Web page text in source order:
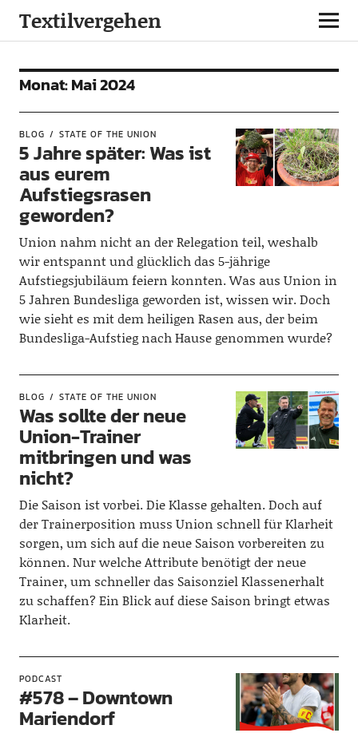
Textilvergehen
Monat:Mai 2024
BLOG STATE OF THE UNION
5 Jahre später: Was ist
aus eurem
Aufstiegsrasen
geworden?
Union nahm nicht an der Relegation teil, weshalb
wir entspannt und glücklich das 5-jährige
Aufstiegsjubiläum feiern konnten. Was aus Union in
5 Jahren Bundesliga geworden ist, wissen wir. Doch
wie sieht es mit dem heiligen Rasen aus, der beim
Bundesliga-Aufstieg nach Hause genommen wurde?
BLOG STATE OF THE UNION
Was sollte der neue
Union-Trainer
mitbringen und was
nicht?
Die Saison ist vorbei. Die Klasse gehalten. Doch auf
der Trainerposition muss Union schnell für Klarheit
sorgen, um sich auf die neue Saison vorbereiten zu
können. Nur welche Attribute benötigt der neue
Trainer, um schneller das Saisonziel Klassenerhalt
zu schaffen? Ein Blick auf diese Saison bringt etwas
Klarheit.
PODCAST
#578 – Downtown
Mariendorf